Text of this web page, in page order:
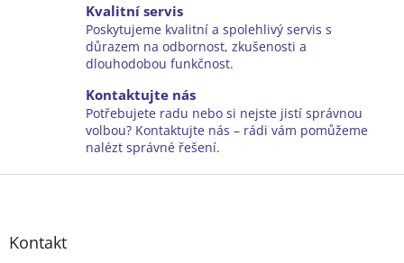
p
r
v
v
ý
p
s
Kvalitní servis
Poskytujeme kvalitní a spolehlivý servis s
důrazem na odbornost, zkušenosti a
dlouhodobou funkčnost.
Kontaktujte nás
Potřebujete radu nebo si nejste jistí správnou
volbou? Kontaktujte nás – rádi vám pomůžeme
nalézt správné řešení.
Z
Kontakt